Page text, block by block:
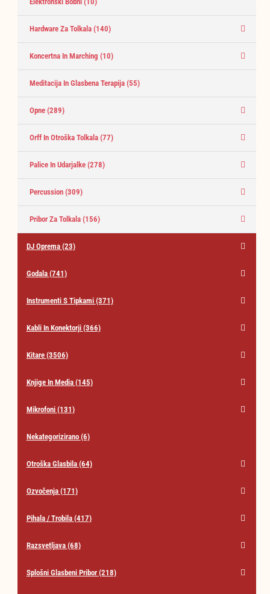
Hardware Za Tolkala (140)
Koncertna In Marching (10)
Meditacija In Glasbena Terapija (55)
Opne (289)
Orff In Otroška Tolkala (77)
Palice In Udarjalke (278)
Percussion (309)
Pribor Za Tolkala (156)
DJ Oprema (23)
Godala (741)
Instrumenti S Tipkami (371)
Kabli In Konektorji (366)
Kitare (3506)
Knjige In Media (145)
Mikrofoni (131)
Nekategorizirano (6)
Otroška Glasbila (64)
Ozvočenja (171)
Pihala / Trobila (417)
Razsvetljava (68)
Splošni Glasbeni Pribor (218)